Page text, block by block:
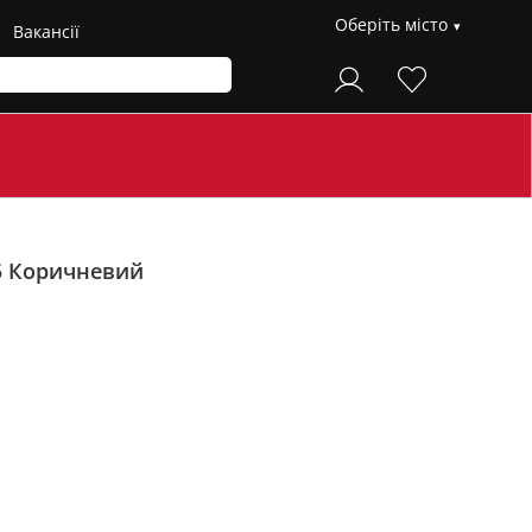
Вакансії Оберіть місто
Коричневий